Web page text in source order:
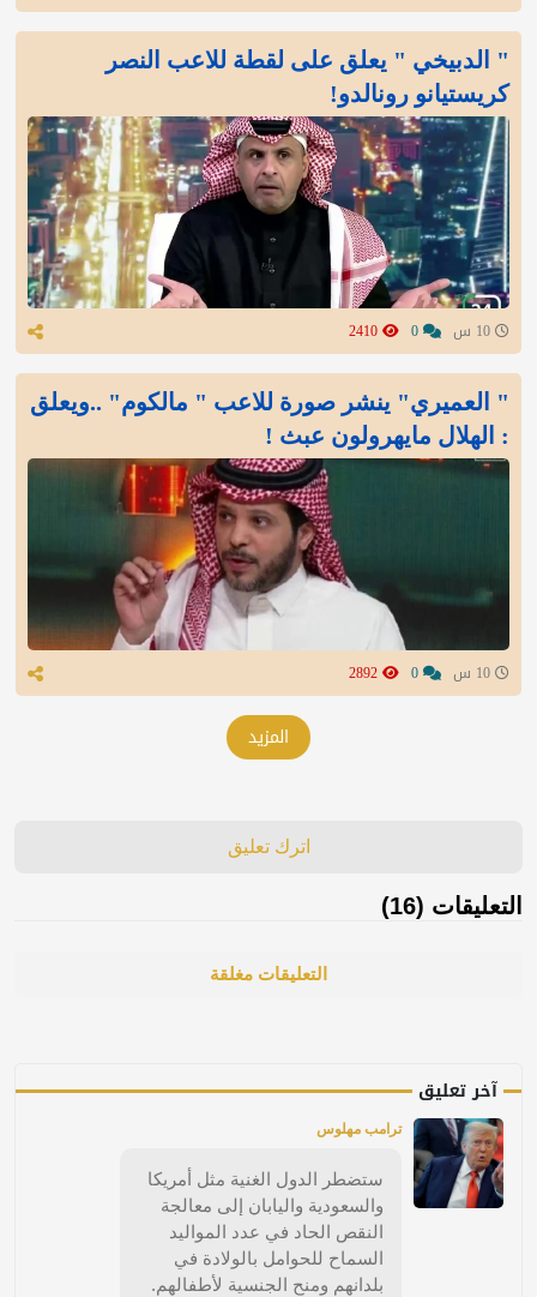
" الدبيخي " يعلق على لقطة للاعب النصر
كريستيانو رونالدو!
" العميري" ينشر صورة للاعب " مالكوم" ..ويعلق
: الهلال مايهرولون عبث !
المزيد
اترك تعليق
التعليقات (16)
التعليقات مغلقة
آخر تعليق
ترامب مهلوس
ستضطر الدول الغنية مثل أمريكا
والسعودية واليابان إلى معالجة
النقص الحاد في عدد المواليد
السماح للحوامل بالولادة في
بلدانهم ومنح الجنسية لأطفالهم.